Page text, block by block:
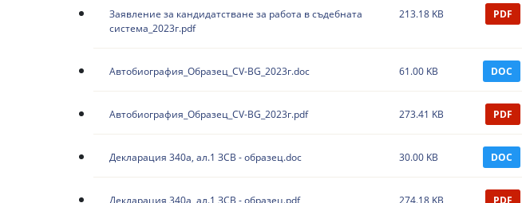
Заявление за кандидатстване за работа в съдебната
система_2023г.pdf
213.18 KB PDF
Автобиография_Образец_СV-BG_2023г.doc 61.00 KB DOC
Автобиография_Образец_СV-BG_2023г.pdf 273.41 KB PDF
Декларация 340а, ал.1 ЗСВ - образец.doc 30.00 KB DOC